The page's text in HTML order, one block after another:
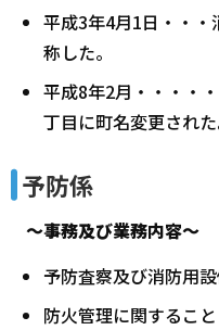
平成3年4月1日・・
称した。
平成8年2月・・・・
丁目に町名変更された
予防係
～事務及び業務内容～
予防査察及び消防用
防火管理に関するこ